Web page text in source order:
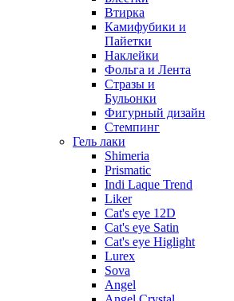
Втирка
Камифубики и
Пайетки
Наклейки
Фольга и Лента
Стразы и
Бульонки
Фигурный дизайн
Стемпинг
Гель лаки
Shimeria
Prismatic
Indi Laque Trend
Liker
Cat's eye 12D
Cat's eye Satin
Cat's eye Higlight
Lurex
Sova
Angel